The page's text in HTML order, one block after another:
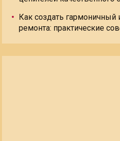
Как создать гармоничный
ремонта: практические